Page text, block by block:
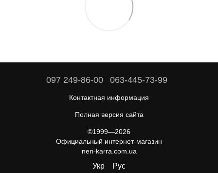
097 249-86-00 063-445-73-99
Контактная информация
Полная версия сайта
©1999—2026
Официальный интернет-магазин
neri-karra.com.ua
Укр Рус